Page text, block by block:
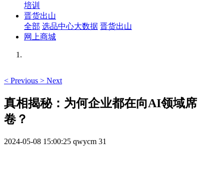
培训
晋货出山
全部 选品中心大数据 晋货出山
网上商城
< Previous > Next
真相揭秘：为何企业都在向AI领域席
卷？
2024-05-08 15:00:25 qwycm 31